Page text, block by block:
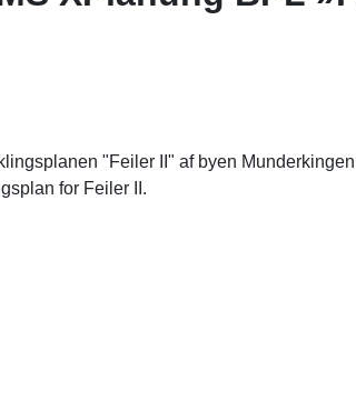
"Feiler II" af byen
for Feiler II.